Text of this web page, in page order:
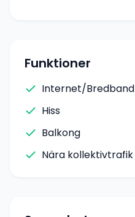
Funktioner
Internet/Bredband
Hiss
Balkong
Nära kollektivtrafik